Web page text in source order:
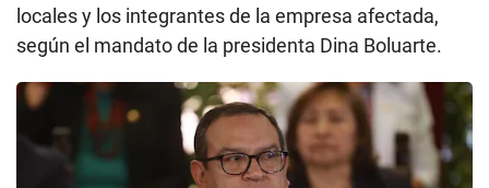
locales y los integrantes de la empresa afectada,
según el mandato de la presidenta Dina Boluarte.